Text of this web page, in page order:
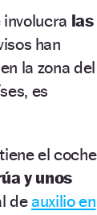
las
han
la zona del
es
el coche
y unos
deauxilio en